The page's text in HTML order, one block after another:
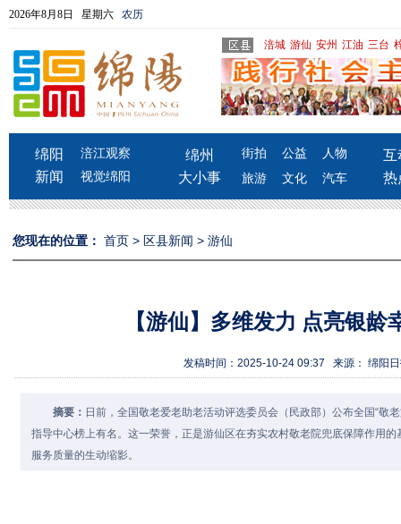
2026年8月8日 星期六 农历
涪城 游仙 安州 江油 三台
绵阳
新闻
涪江观察
视觉绵阳
绵州
大小事
街拍 公益
人物
旅游
文化 汽车
互
热
您现在的位置： 首页 > 区县新闻 > 游仙
【游仙】多维发力 点亮银龄
发稿时间：2025-10-24 09:37 来源： 绵阳
摘要： 日前，全国敬老爱老助老活动评选委员会（民政部）公布全国“敬
指导中心榜上有名。这一荣誉，正是游仙区在夯实农村敬老院兜底保障作用
服务质量的生动缩影。